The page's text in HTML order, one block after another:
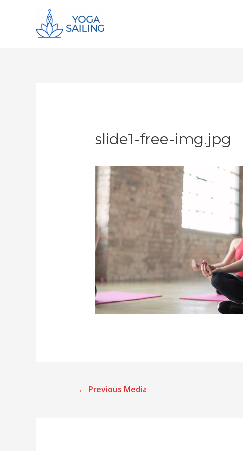
slide1-free-img.jpg
← Previous Media